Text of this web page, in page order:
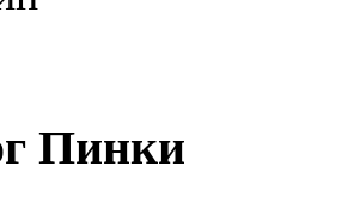
Пинки